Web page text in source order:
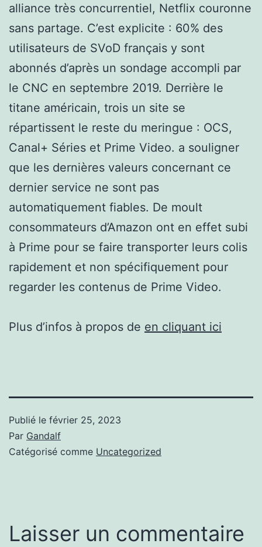
alliance très concurrentiel, Netflix couronne
sans partage. C’est explicite : 60% des
utilisateurs de SVoD français y sont
abonnés d’après un sondage accompli par
le CNC en septembre 2019. Derrière le
titane américain, trois un site se
répartissent le reste du meringue : OCS,
Canal+ Séries et Prime Video. a souligner
que les dernières valeurs concernant ce
dernier service ne sont pas
automatiquement fiables. De moult
consommateurs d’Amazon ont en effet subi
à Prime pour se faire transporter leurs colis
rapidement et non spécifiquement pour
regarder les contenus de Prime Video.
Plus d’infos à propos de en cliquant ici
Publié le février 25, 2023
Par Gandalf
Catégorisé comme Uncategorized
Laisser un commentaire